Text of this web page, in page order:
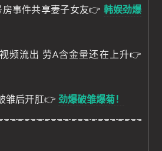
房事件共享妻子女友👉 韩娱劲爆
频流出 劳A含金量还在上升👉
雏后开肛👉劲爆破雏爆菊！